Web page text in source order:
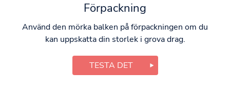
Förpackning
Använd den mörka balken på förpackningen om du
kan uppskatta din storlek i grova drag.
TESTA DET